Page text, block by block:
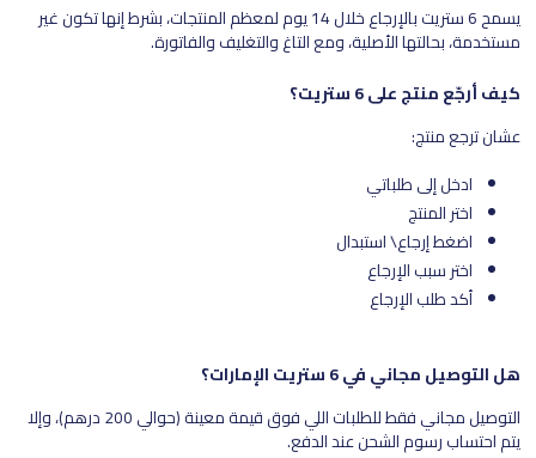
يسمح 6 ستريت بالإرجاع خلال 14 يوم لمعظم المنتجات، بشرط إنها تكون غير
مستخدمة، بحالتها الأصلية، ومع التاغ والتغليف والفاتورة.
كيف أرجّع منتج على 6 ستريت؟
عشان ترجع منتج:
ادخل إلى طلباتي
اختر المنتج
اضغط إرجاع\ استبدال
اختر سبب الإرجاع
أكد طلب الإرجاع
هل التوصيل مجاني في 6 ستريت الإمارات؟
التوصيل مجاني فقط للطلبات اللي فوق قيمة معينة (حوالي 200 درهم)، وإلا
يتم احتساب رسوم الشحن عند الدفع.